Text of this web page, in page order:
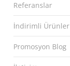
Referanslar
İndirimli Ürünler
Promosyon Blog